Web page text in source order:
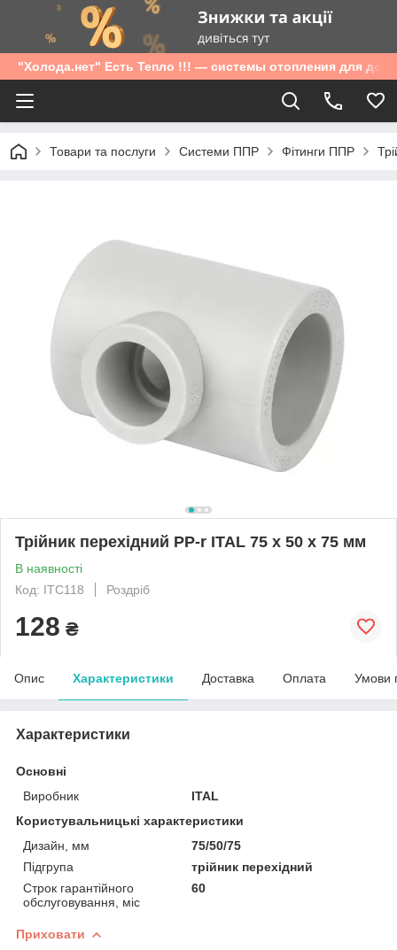
"Холода.нет" Есть Тепло !!! — системы отопления для дома
Товари та послуги Системи ППР Фітинги ППР
Трійник перехідний PP-r ITAL 75 x 50 x 75 мм
В наявності
Код: ITC118
Роздріб
128 ₴
Опис Характеристики Доставка Оплата Умови
Характеристики
Основні
Виробник
ITAL
Користувальницькі характеристики
Дизайн, мм
75/50/75
Підгрупа
трійник перехідний
Строк гарантійного
обслуговування, міс
60
Приховати